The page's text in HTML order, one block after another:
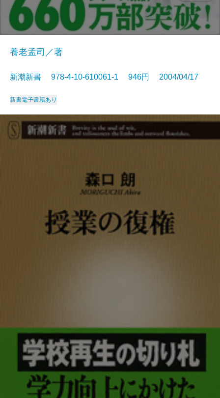
養老孟司／著
新潮新書 978-4-10-610061-1 946円 2004/04/17
新書電子書籍あり